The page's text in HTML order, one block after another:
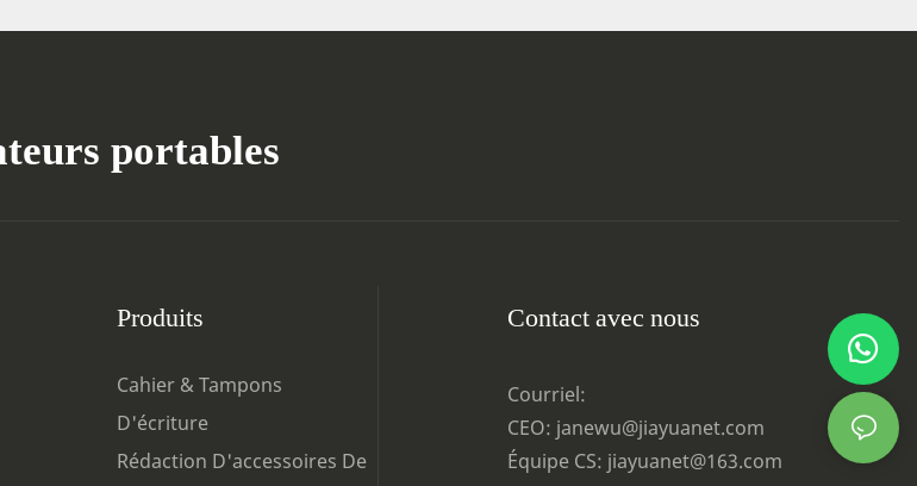
portables
Produits
Cahier & Tampons
D'écriture
Rédaction D'accessoires De
Contact avec nous
Courriel:
CEO: janewu@jiayuanet.com
Équipe CS: jiayuanet@163.com